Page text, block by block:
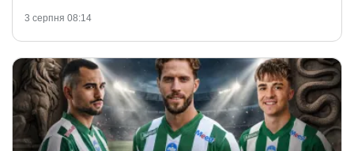
3 серпня 08:14